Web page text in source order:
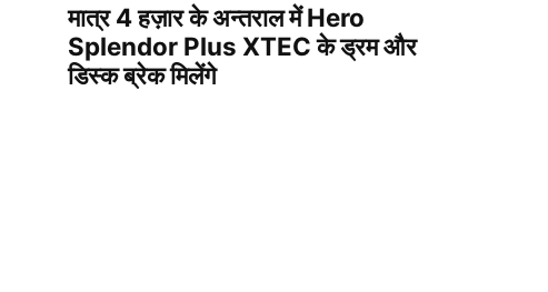
मात्र 4 हज़ार के अन्तराल में Hero
Splendor Plus XTEC के ड्रम और
डिस्क ब्रेक मिलेंगे